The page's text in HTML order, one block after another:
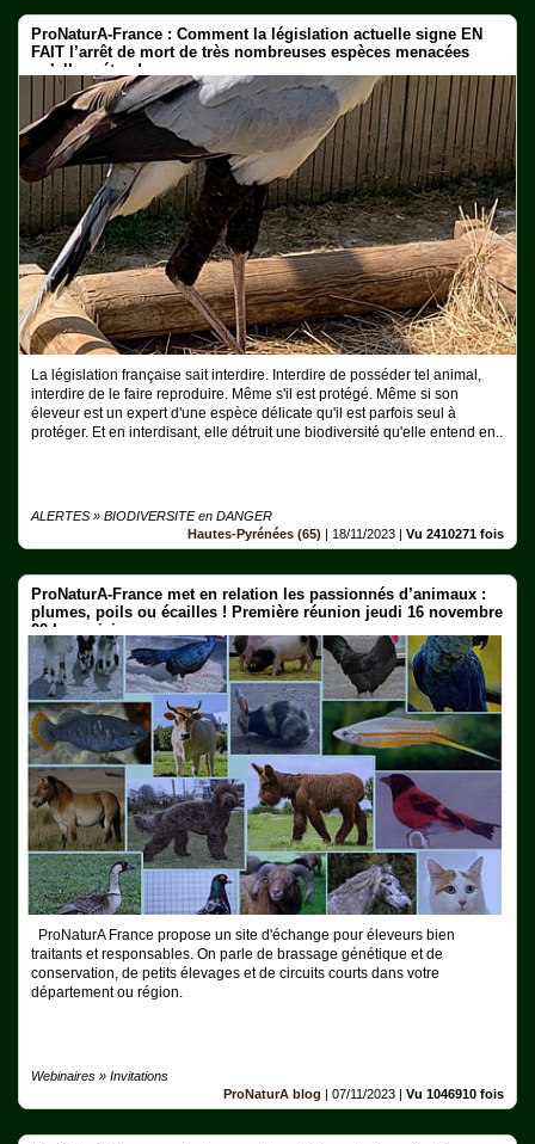
ProNaturA-France : Comment la législation actuelle signe EN
FAIT l’arrêt de mort de très nombreuses espèces menacées
qu’elle prétend sauver.
La législation française sait interdire. Interdire de posséder tel animal,
interdire de le faire reproduire. Même s'il est protégé. Même si son
éleveur est un expert d'une espèce délicate qu'il est parfois seul à
protéger. Et en interdisant, elle détruit une biodiversité qu'elle entend en..
ALERTES » BIODIVERSITE en DANGER
Hautes-Pyrénées (65) | 18/11/2023 | Vu 2410271 fois
ProNaturA-France met en relation les passionnés d’animaux :
plumes, poils ou écailles ! Première réunion jeudi 16 novembre
20 h en visio .
ProNaturA France propose un site d'échange pour éleveurs bien
traitants et responsables. On parle de brassage génétique et de
conservation, de petits élevages et de circuits courts dans votre
département ou région.
Webinaires » Invitations
ProNaturA blog | 07/11/2023 | Vu 1046910 fois